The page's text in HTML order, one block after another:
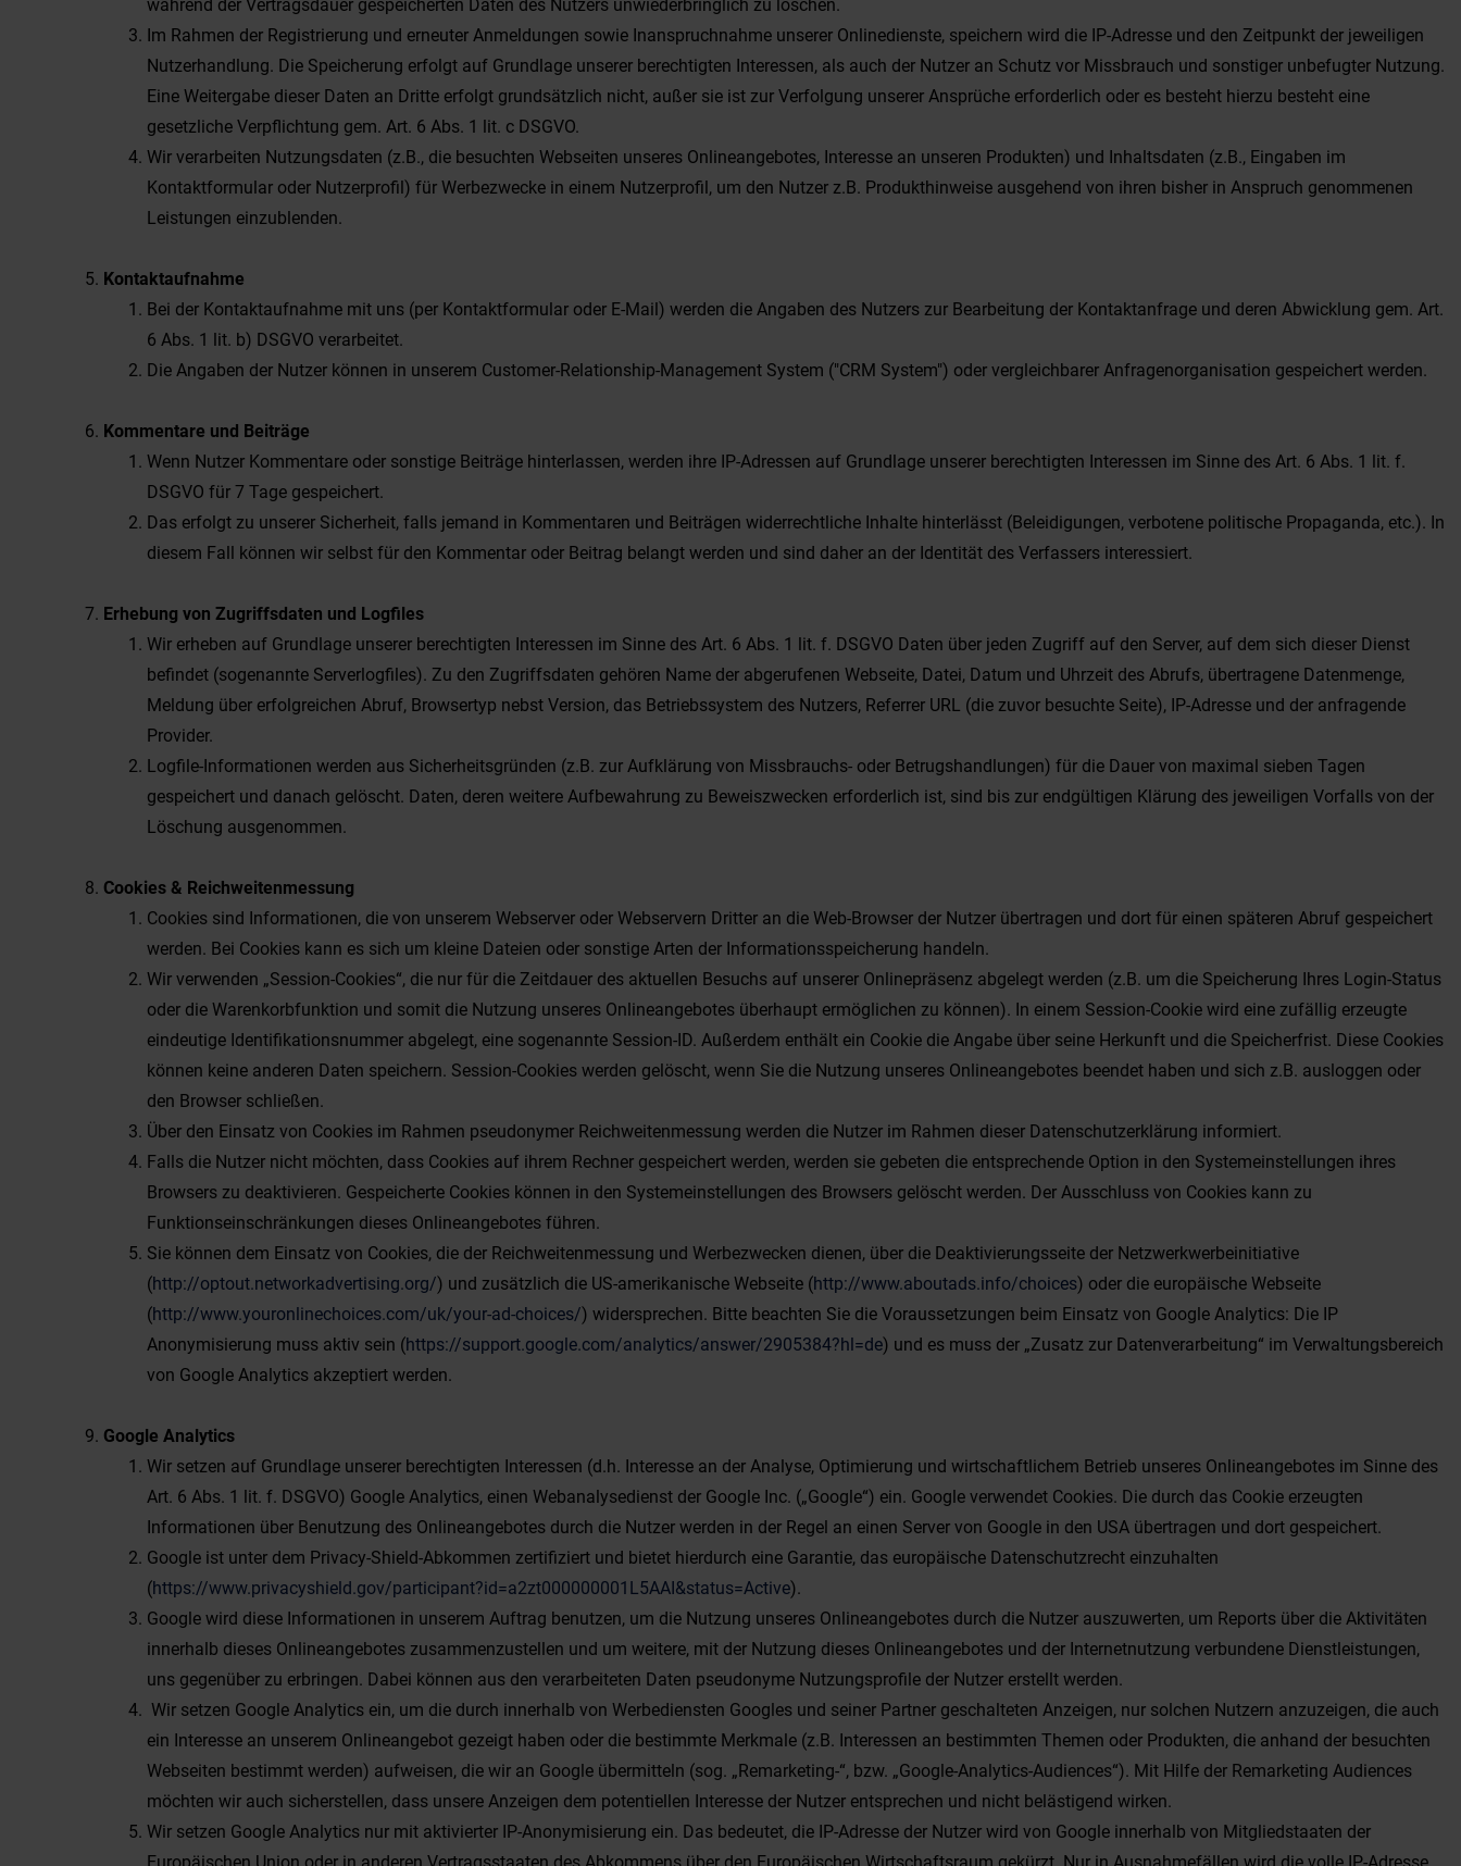
während der Vertragsdauer gespeicherten Daten des Nutzers unwiederbringlich zu löschen.
Im Rahmen der Registrierung und erneuter Anmeldungen sowie Inanspruchnahme unserer Onlinedienste, speichern wird die IP-Adresse und den Zeitpunkt der jeweiligen
Nutzerhandlung. Die Speicherung erfolgt auf Grundlage unserer berechtigten Interessen, als auch der Nutzer an Schutz vor Missbrauch und sonstiger unbefugter Nutzung.
Eine Weitergabe dieser Daten an Dritte erfolgt grundsätzlich nicht, außer sie ist zur Verfolgung unserer Ansprüche erforderlich oder es besteht hierzu besteht eine
gesetzliche Verpflichtung gem. Art. 6 Abs. 1 lit. c DSGVO.
Wir verarbeiten Nutzungsdaten (z.B., die besuchten Webseiten unseres Onlineangebotes, Interesse an unseren Produkten) und Inhaltsdaten (z.B., Eingaben im
Kontaktformular oder Nutzerprofil) für Werbezwecke in einem Nutzerprofil, um den Nutzer z.B. Produkthinweise ausgehend von ihren bisher in Anspruch genommenen
Leistungen einzublenden.
Kontaktaufnahme
Bei der Kontaktaufnahme mit uns (per Kontaktformular oder E-Mail) werden die Angaben des Nutzers zur Bearbeitung der Kontaktanfrage und deren Abwicklung gem. Art.
6 Abs. 1 lit. b) DSGVO verarbeitet.
Die Angaben der Nutzer können in unserem Customer-Relationship-Management System ("CRM System") oder vergleichbarer Anfragenorganisation gespeichert werden.
Kommentare und Beiträge
Wenn Nutzer Kommentare oder sonstige Beiträge hinterlassen, werden ihre IP-Adressen auf Grundlage unserer berechtigten Interessen im Sinne des Art. 6 Abs. 1 lit. f.
DSGVO für 7 Tage gespeichert.
Das erfolgt zu unserer Sicherheit, falls jemand in Kommentaren und Beiträgen widerrechtliche Inhalte hinterlässt (Beleidigungen, verbotene politische Propaganda, etc.). In
diesem Fall können wir selbst für den Kommentar oder Beitrag belangt werden und sind daher an der Identität des Verfassers interessiert.
Erhebung von Zugriffsdaten und Logfiles
Wir erheben auf Grundlage unserer berechtigten Interessen im Sinne des Art. 6 Abs. 1 lit. f. DSGVO Daten über jeden Zugriff auf den Server, auf dem sich dieser Dienst
befindet (sogenannte Serverlogfiles). Zu den Zugriffsdaten gehören Name der abgerufenen Webseite, Datei, Datum und Uhrzeit des Abrufs, übertragene Datenmenge,
Meldung über erfolgreichen Abruf, Browsertyp nebst Version, das Betriebssystem des Nutzers, Referrer URL (die zuvor besuchte Seite), IP-Adresse und der anfragende
Provider.
Logfile-Informationen werden aus Sicherheitsgründen (z.B. zur Aufklärung von Missbrauchs- oder Betrugshandlungen) für die Dauer von maximal sieben Tagen
gespeichert und danach gelöscht. Daten, deren weitere Aufbewahrung zu Beweiszwecken erforderlich ist, sind bis zur endgültigen Klärung des jeweiligen Vorfalls von der
Löschung ausgenommen.
Cookies & Reichweitenmessung
Cookies sind Informationen, die von unserem Webserver oder Webservern Dritter an die Web-Browser der Nutzer übertragen und dort für einen späteren Abruf gespeichert
werden. Bei Cookies kann es sich um kleine Dateien oder sonstige Arten der Informationsspeicherung handeln.
Wir verwenden „Session-Cookies“, die nur für die Zeitdauer des aktuellen Besuchs auf unserer Onlinepräsenz abgelegt werden (z.B. um die Speicherung Ihres Login-Status
oder die Warenkorbfunktion und somit die Nutzung unseres Onlineangebotes überhaupt ermöglichen zu können). In einem Session-Cookie wird eine zufällig erzeugte
eindeutige Identifikationsnummer abgelegt, eine sogenannte Session-ID. Außerdem enthält ein Cookie die Angabe über seine Herkunft und die Speicherfrist. Diese Cookies
können keine anderen Daten speichern. Session-Cookies werden gelöscht, wenn Sie die Nutzung unseres Onlineangebotes beendet haben und sich z.B. ausloggen oder
den Browser schließen.
Über den Einsatz von Cookies im Rahmen pseudonymer Reichweitenmessung werden die Nutzer im Rahmen dieser Datenschutzerklärung informiert.
Falls die Nutzer nicht möchten, dass Cookies auf ihrem Rechner gespeichert werden, werden sie gebeten die entsprechende Option in den Systemeinstellungen ihres
Browsers zu deaktivieren. Gespeicherte Cookies können in den Systemeinstellungen des Browsers gelöscht werden. Der Ausschluss von Cookies kann zu
Funktionseinschränkungen dieses Onlineangebotes führen.
Sie können dem Einsatz von Cookies, die der Reichweitenmessung und Werbezwecken dienen, über die Deaktivierungsseite der Netzwerkwerbeinitiative
(http://optout.networkadvertising.org/) und zusätzlich die US-amerikanische Webseite (http://www.aboutads.info/choices) oder die europäische Webseite
(http://www.youronlinechoices.com/uk/your-ad-choices/) widersprechen. Bitte beachten Sie die Voraussetzungen beim Einsatz von Google Analytics: Die IP
Anonymisierung muss aktiv sein (https://support.google.com/analytics/answer/2905384?hl=de) und es muss der „Zusatz zur Datenverarbeitung“ im Verwaltungsbereich
von Google Analytics akzeptiert werden.
Google Analytics
Wir setzen auf Grundlage unserer berechtigten Interessen (d.h. Interesse an der Analyse, Optimierung und wirtschaftlichem Betrieb unseres Onlineangebotes im Sinne des
Art. 6 Abs. 1 lit. f. DSGVO) Google Analytics, einen Webanalysedienst der Google Inc. („Google“) ein. Google verwendet Cookies. Die durch das Cookie erzeugten
Informationen über Benutzung des Onlineangebotes durch die Nutzer werden in der Regel an einen Server von Google in den USA übertragen und dort gespeichert.
Google ist unter dem Privacy-Shield-Abkommen zertifiziert und bietet hierdurch eine Garantie, das europäische Datenschutzrecht einzuhalten
(https://www.privacyshield.gov/participant?id=a2zt000000001L5AAI&status=Active).
Google wird diese Informationen in unserem Auftrag benutzen, um die Nutzung unseres Onlineangebotes durch die Nutzer auszuwerten, um Reports über die Aktivitäten
innerhalb dieses Onlineangebotes zusammenzustellen und um weitere, mit der Nutzung dieses Onlineangebotes und der Internetnutzung verbundene Dienstleistungen,
uns gegenüber zu erbringen. Dabei können aus den verarbeiteten Daten pseudonyme Nutzungsprofile der Nutzer erstellt werden.
Wir setzen Google Analytics ein, um die durch innerhalb von Werbediensten Googles und seiner Partner geschalteten Anzeigen, nur solchen Nutzern anzuzeigen, die auch
ein Interesse an unserem Onlineangebot gezeigt haben oder die bestimmte Merkmale (z.B. Interessen an bestimmten Themen oder Produkten, die anhand der besuchten
Webseiten bestimmt werden) aufweisen, die wir an Google übermitteln (sog. „Remarketing-“, bzw. „Google-Analytics-Audiences“). Mit Hilfe der Remarketing Audiences
möchten wir auch sicherstellen, dass unsere Anzeigen dem potentiellen Interesse der Nutzer entsprechen und nicht belästigend wirken.
Wir setzen Google Analytics nur mit aktivierter IP-Anonymisierung ein. Das bedeutet, die IP-Adresse der Nutzer wird von Google innerhalb von Mitgliedstaaten der